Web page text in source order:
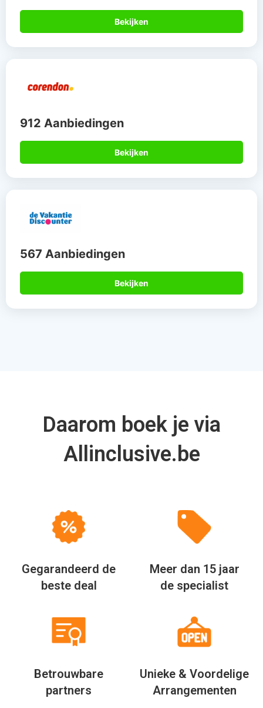
Bekijken
912 Aanbiedingen
Bekijken
567 Aanbiedingen
Bekijken
Daarom boek je via
Allinclusive.be
Gegarandeerd de
beste deal
Meer dan 15 jaar
de specialist
Betrouwbare
partners
Unieke & Voordelige
Arrangementen